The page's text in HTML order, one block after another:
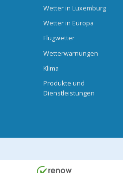
Wetter in Luxemburg
Wetter in Europa
Flugwetter
Wetterwarnungen
Klima
Produkte und
Dienstleistungen